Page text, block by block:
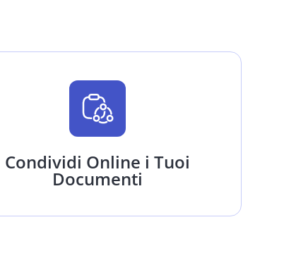
Condividi Online i Tuoi
Documenti